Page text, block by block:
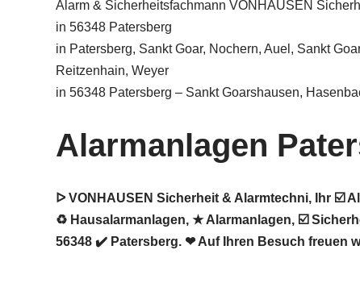
Alarm & Sicherheitsfachmann VONHAUSEN
in 56348 Patersberg
in Patersberg, Sankt Goar, Nochern, Auel, Sankt
Reitzenhain, Weyer
in 56348 Patersberg – Sankt Goarshausen,
Alarmanlagen
ᐅ VONHAUSEN Sicherheit & Alarmtechni, Ihr ☑️
♻ Hausalarmanlagen, ★ Alarmanlagen, ☑️
56348 ✔️ Patersberg. ❤ Auf Ihren Besuch freuen